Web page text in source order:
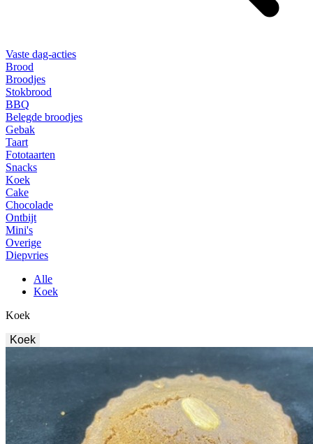
Vaste dag-acties
Brood
Broodjes
Stokbrood
BBQ
Belegde broodjes
Gebak
Taart
Fototaarten
Snacks
Koek
Cake
Chocolade
Ontbijt
Mini's
Overige
Diepvries
Alle
Koek
Koek
Koek